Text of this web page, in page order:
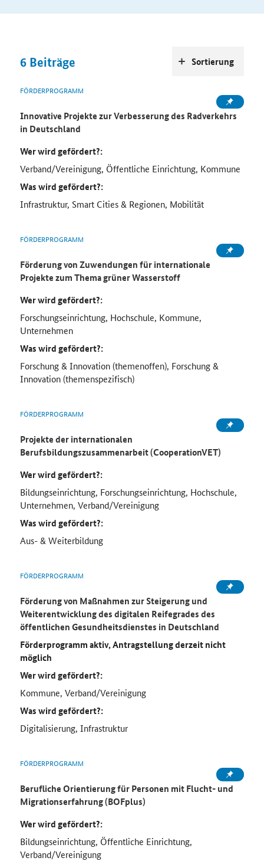
6 Beiträge
FÖRDERPROGRAMM
Innovative Projekte zur Verbesserung des Radverkehrs
in Deutschland
Wer wird gefördert?:
Verband/Vereinigung, Öffentliche Einrichtung, Kommune
Was wird gefördert?:
Infrastruktur, Smart Cities & Regionen, Mobilität
FÖRDERPROGRAMM
Förderung von Zuwendungen für internationale
Projekte zum Thema grüner Wasserstoff
Wer wird gefördert?:
Forschungseinrichtung, Hochschule, Kommune,
Unternehmen
Was wird gefördert?:
Forschung & Innovation (themenoffen), Forschung &
Innovation (themenspezifisch)
FÖRDERPROGRAMM
Projekte der internationalen
Berufsbildungszusammenarbeit (CooperationVET)
Wer wird gefördert?:
Bildungseinrichtung, Forschungseinrichtung, Hochschule,
Unternehmen, Verband/Vereinigung
Was wird gefördert?:
Aus- & Weiterbildung
FÖRDERPROGRAMM
Förderung von Maßnahmen zur Steigerung und
Weiterentwicklung des digitalen Reifegrades des
öffentlichen Gesundheitsdienstes in Deutschland
Förderprogramm aktiv, Antragstellung derzeit nicht
möglich
Wer wird gefördert?:
Kommune, Verband/Vereinigung
Was wird gefördert?:
Digitalisierung, Infrastruktur
FÖRDERPROGRAMM
Berufliche Orientierung für Personen mit Flucht- und
Migrationserfahrung (BOFplus)
Wer wird gefördert?:
Bildungseinrichtung, Öffentliche Einrichtung,
Verband/Vereinigung
Sortierung